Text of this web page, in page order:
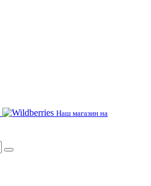
Наш магазин на